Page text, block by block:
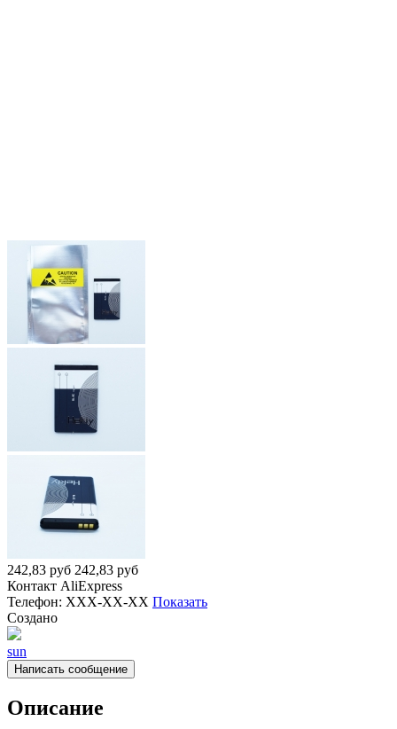
242,83 руб 242,83 руб
Контакт AliExpress
Телефон: XXX-XX-XX Показать
Создано
sun
Написать сообщение
Описание